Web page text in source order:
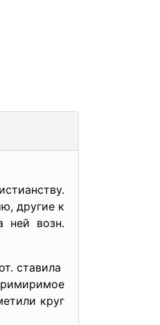
другие к
ней возн.
ставила
круг